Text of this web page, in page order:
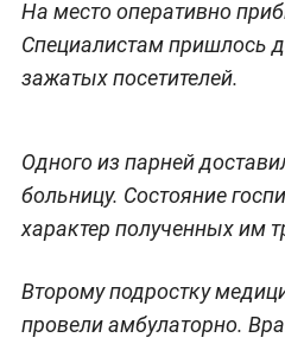
На место оперативно
Специалистам пришлось
зажатых посетителей.
Одного из парней
больницу. Состояние
характер полученных им
Второму подростку
провели амбулаторно.